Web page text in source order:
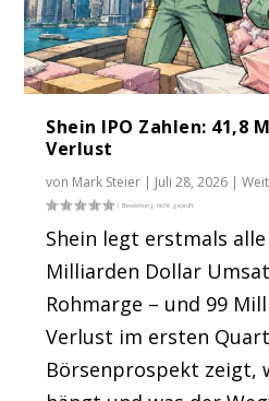
Shein IPO Zahlen: 41,8
Verlust
von Mark Steier | Juli 28, 2026 |
Shein legt erstmals
Milliarden Dollar
Rohmarge – und 99
Verlust im ersten
Börsenprospekt zeigt,